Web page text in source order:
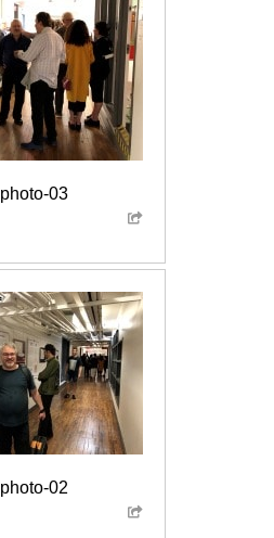
photo-03
photo-02